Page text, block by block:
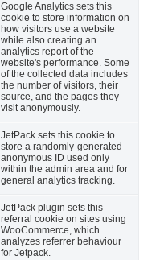
Google Analytics sets this
cookie to store information on
how visitors use a website
while also creating an
analytics report of the
website's performance. Some
of the collected data includes
the number of visitors, their
source, and the pages they
visit anonymously.
JetPack sets this cookie to
store a randomly-generated
anonymous ID used only
within the admin area and for
general analytics tracking.
JetPack plugin sets this
referral cookie on sites using
WooCommerce, which
analyzes referrer behaviour
for Jetpack.